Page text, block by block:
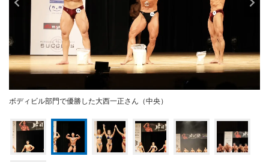
ボディビル部門で優勝した大西一正さん（中央）